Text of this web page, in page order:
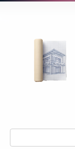
Перейти
Поиск: